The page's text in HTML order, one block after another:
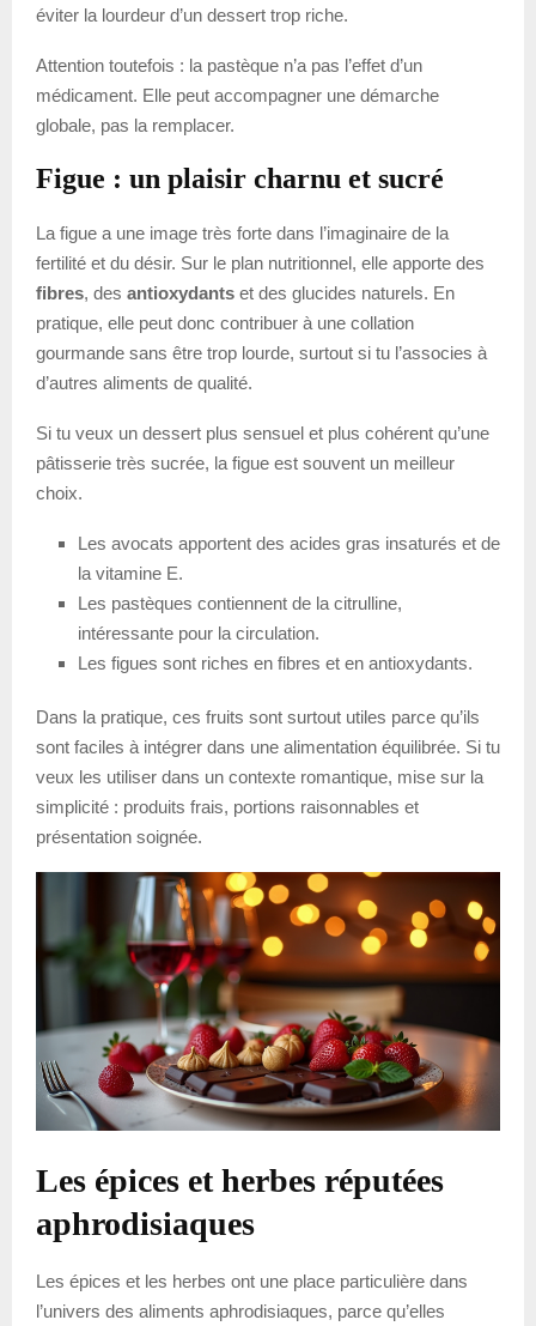
éviter la lourdeur d’un dessert trop riche.
Attention toutefois : la pastèque n’a pas l’effet d’un
médicament. Elle peut accompagner une démarche
globale, pas la remplacer.
Figue : un plaisir charnu et sucré
La figue a une image très forte dans l’imaginaire de la
fertilité et du désir. Sur le plan nutritionnel, elle apporte des
fibres, des antioxydants et des glucides naturels. En
pratique, elle peut donc contribuer à une collation
gourmande sans être trop lourde, surtout si tu l’associes à
d’autres aliments de qualité.
Si tu veux un dessert plus sensuel et plus cohérent qu’une
pâtisserie très sucrée, la figue est souvent un meilleur
choix.
Les avocats apportent des acides gras insaturés et de
la vitamine E.
Les pastèques contiennent de la citrulline,
intéressante pour la circulation.
Les figues sont riches en fibres et en antioxydants.
Dans la pratique, ces fruits sont surtout utiles parce qu’ils
sont faciles à intégrer dans une alimentation équilibrée. Si tu
veux les utiliser dans un contexte romantique, mise sur la
simplicité : produits frais, portions raisonnables et
présentation soignée.
Les épices et herbes réputées
aphrodisiaques
Les épices et les herbes ont une place particulière dans
l’univers des aliments aphrodisiaques, parce qu’elles